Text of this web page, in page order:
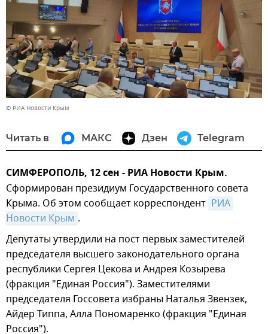
© РИА Новости Крым
Читать в МАКС Дзен Telegram
СИМФЕРОПОЛЬ, 12 сен - РИА Новости Крым.
Сформирован президиум Государственного совета
Крыма. Об этом сообщает корреспондент РИА
Новости Крым .
Депутаты утвердили на пост первых заместителей
председателя высшего законодательного органа
республики Сергея Цекова и Андрея Козырева
(фракция "Единая Россия"). Заместителями
председателя Госсовета избраны Наталья Звензек,
Айдер Типпа, Алла Пономаренко (фракция "Единая
Россия").